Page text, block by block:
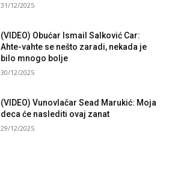
31/12/2025
(VIDEO) Obućar Ismail Salković Car:
Ahte-vahte se nešto zaradi, nekada je
bilo mnogo bolje
30/12/2025
(VIDEO) Vunovlačar Sead Marukić: Moja
deca će naslediti ovaj zanat
29/12/2025